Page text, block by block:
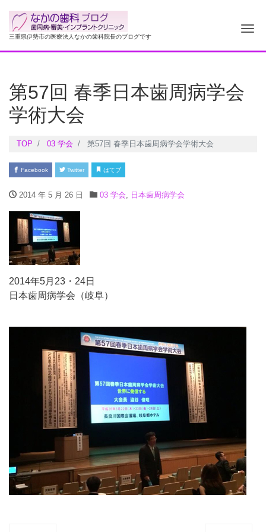
三重県伊勢市の医療法人なかの歯科院長のブログです ナ
第57回 春季日本歯周病学会
学術大会
TOP 03 学会 第57回 春季日本歯周病学会学術大会
Facebook Twitter はてブ
2014 年 5 月 26 日 03 学会 日本歯周病学会
2014年5月23・24日
日本歯周病学会（岐阜）